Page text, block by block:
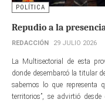
POLÍTICA
Repudio a la
REDACCIÓN 29 JULIO 2026
La Multisectorial de esta
donde desembarcó la titular
sabemos lo que representa
territorios”, se advirtió